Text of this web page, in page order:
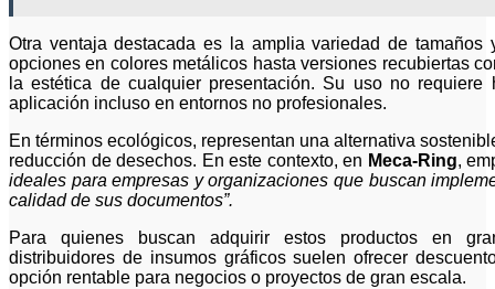
Otra ventaja destacada es la amplia variedad de
opciones en colores metálicos hasta versiones recubiertas
la estética de cualquier presentación. Su uso no
aplicación incluso en entornos no profesionales.
En términos ecológicos, representan una alternativa
reducción de desechos. En este contexto, en Meca-Ring,
ideales para empresas y organizaciones que buscan
calidad de sus documentos”.
Para quienes buscan adquirir estos productos en
distribuidores de insumos gráficos suelen ofrecer
opción rentable para negocios o proyectos de gran escala.